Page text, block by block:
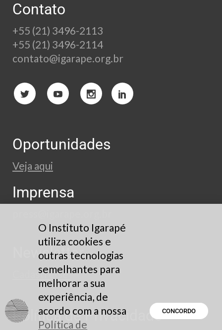
Contato
+55 (21) 3496-2113
+55 (21) 3496-2114
contato@igarape.org.br
Oportunidades
Veja aqui
Imprensa
Newsletter
Cadastre-se
Política de Privacidade
O Instituto Igarapé
utiliza cookies e
outras tecnologias
semelhantes para
melhorar a sua
experiência, de
acordo com a nossa
Política de
CONCORDO